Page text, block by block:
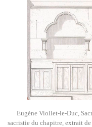
Eugène Viollet-le-Duc,
sacristie du chapitre, extrait